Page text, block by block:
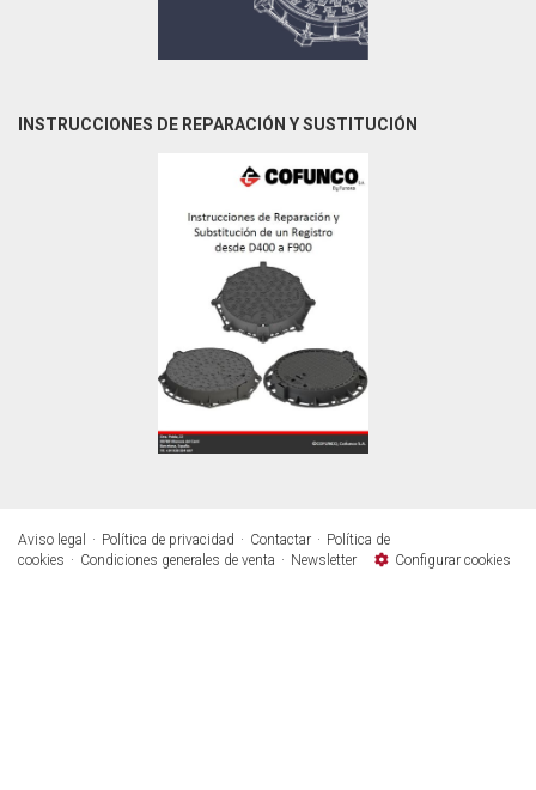
INSTRUCCIONES DE REPARACIÓN Y SUSTITUCIÓN
Aviso legal Política de privacidad Contactar
Política de
cookies
Condiciones generales de venta Newsletter Configurar cookies